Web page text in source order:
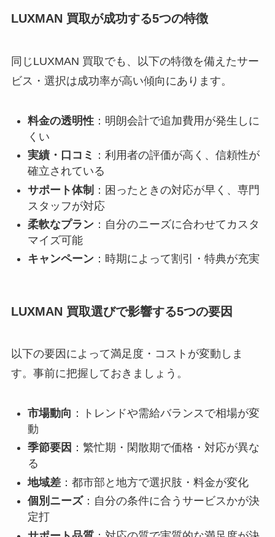
LUXMAN 買取が成功する5つの特徴
同じLUXMAN 買取でも、以下の特徴を備えたサー
ビス・選択は成功率が高い傾向にあります。
料金の透明性：明朗会計で追加費用が発生しに
くい
実績・口コミ ：利用者の評価が高く、信頼性が
確立されている
サポート体制 ：困ったときの対応が早く、専門
スタッフが対応
柔軟なプラン：自分のニーズに合わせてカスタ
マイズ可能
キャンペーン：時期によって割引・特典が充実
LUXMAN 買取選びで影響する5つの要因
以下の要因によって満足度・コストが変動しま
す。事前に把握しておきましょう。
市場動向 ：トレンドや需給バランスで相場が変
動
季節要因 ：繁忙期・閑散期で価格・対応が異な
る
地域差：都市部と地方で選択肢・料金が変化
個別ニーズ：自分の条件に合うサービスかが決
定打